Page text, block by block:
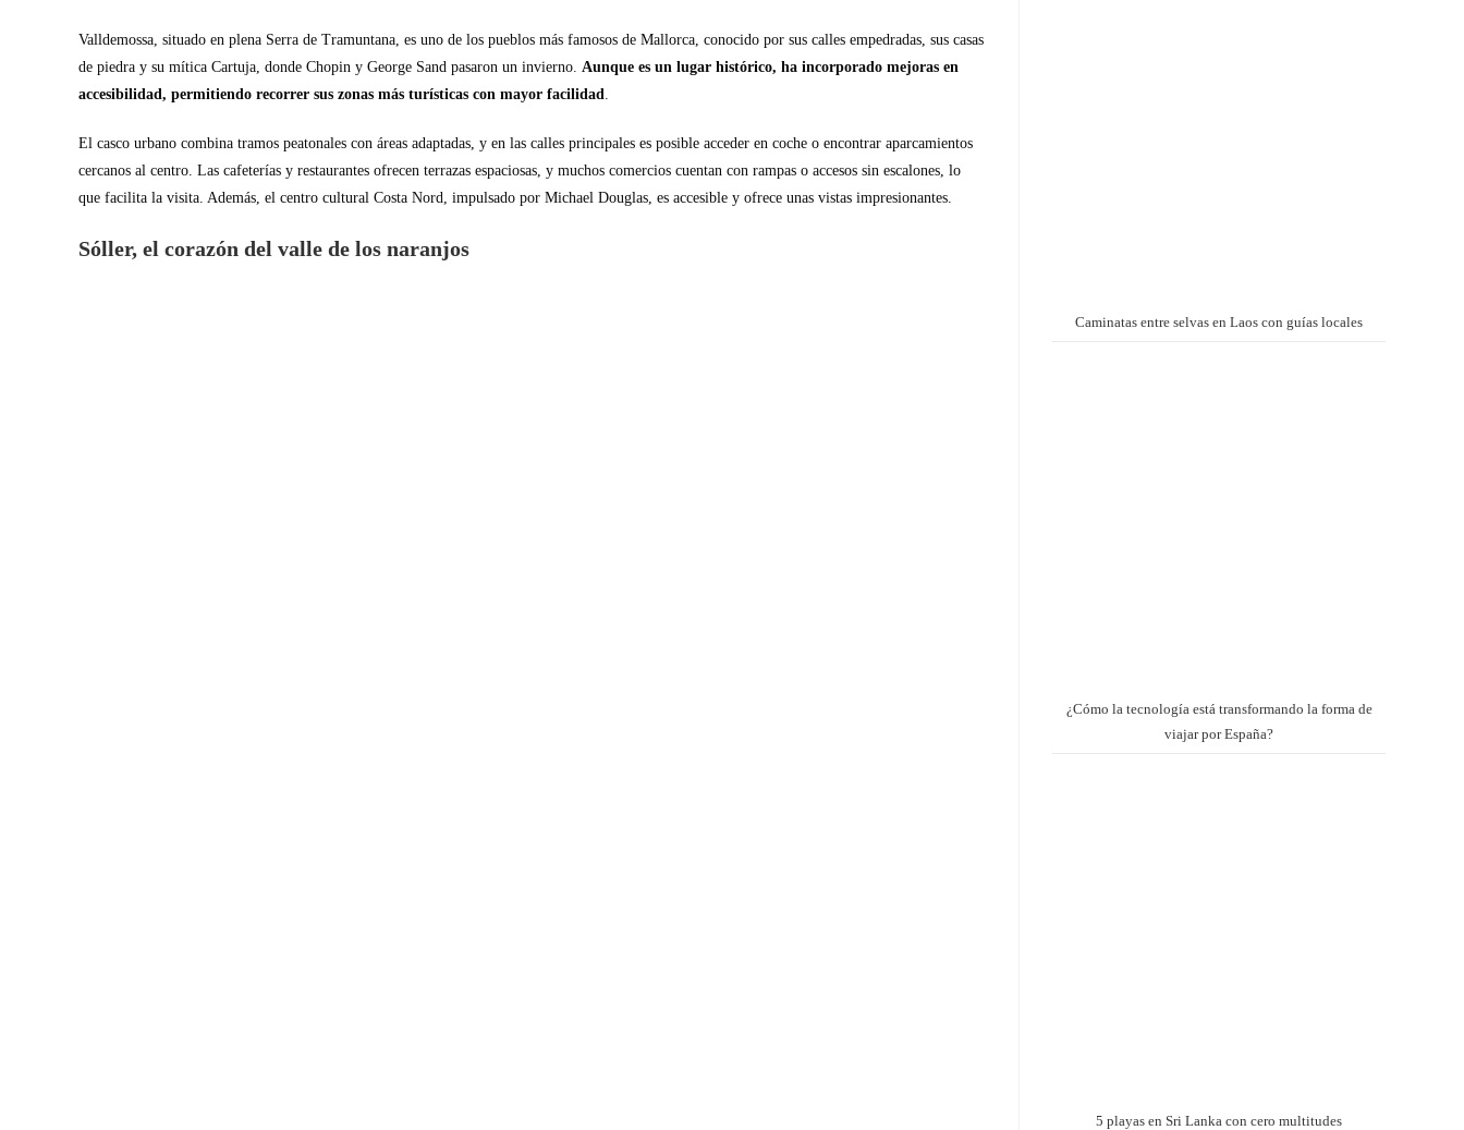
Valldemossa, situado en plena Serra de Tramuntana, es uno de los pueblos más famosos de Mallorca, conocido por sus calles empedradas, sus casas
de piedra y su mítica Cartuja, donde Chopin y George Sand pasaron un invierno. Aunque es un lugar histórico, ha incorporado mejoras en
accesibilidad, permitiendo recorrer sus zonas más turísticas con mayor facilidad.
El casco urbano combina tramos peatonales con áreas adaptadas, y en las calles principales es posible acceder en coche o encontrar aparcamientos
cercanos al centro. Las cafeterías y restaurantes ofrecen terrazas espaciosas, y muchos comercios cuentan con rampas o accesos sin escalones, lo
que facilita la visita. Además, el centro cultural Costa Nord, impulsado por Michael Douglas, es accesible y ofrece unas vistas impresionantes.
Sóller, el corazón del valle de los naranjos
Caminatas entre selvas en Laos con guías locales
¿Cómo la tecnología está transformando la forma de
viajar por España?
5 playas en Sri Lanka con cero multitudes